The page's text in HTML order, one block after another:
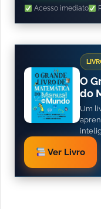
Acesso imediato
O
do
Um
Ver Livro